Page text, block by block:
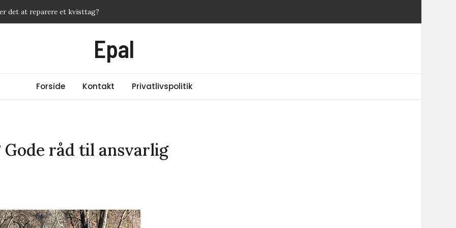
det at reparere et kvisttag?
– og hvordan får du mest for pengene?
fra 35953436? Ekspert giver svar
Epal
Forside Kontakt Privatlivspolitik
råd til ansvarlig